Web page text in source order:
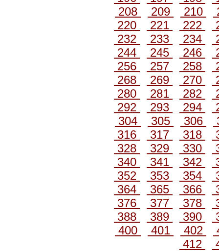
208
209 210
220
221 222
232
233 234
244
245 246
256
257 258
268
269 270
280
281 282
292
293 294
304
305 306
316
317 318
328
329 330
340
341 342
352
353 354
364
365 366
376
377 378
388
389 390
400
401 402
412